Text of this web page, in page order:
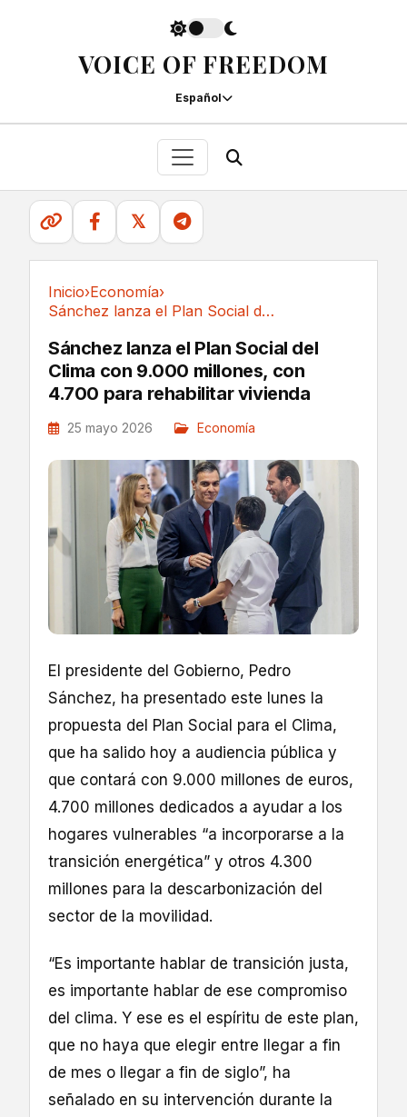
VOICE OF FREEDOM
Español
𝕏
Inicio›Economía›
Sánchez lanza el Plan Social del Clima con...
Sánchez lanza el Plan Social del
Clima con 9.000 millones, con
4.700 para rehabilitar vivienda
25 mayo 2026 Economía
El presidente del Gobierno, Pedro
Sánchez, ha presentado este lunes la
propuesta del Plan Social para el Clima,
que ha salido hoy a audiencia pública y
que contará con 9.000 millones de euros,
4.700 millones dedicados a ayudar a los
hogares vulnerables “a incorporarse a la
transición energética” y otros 4.300
millones para la descarbonización del
sector de la movilidad.
“Es importante hablar de transición justa,
es importante hablar de ese compromiso
del clima. Y ese es el espíritu de este plan,
que no haya que elegir entre llegar a fin
de mes o llegar a fin de siglo”, ha
señalado en su intervención durante la